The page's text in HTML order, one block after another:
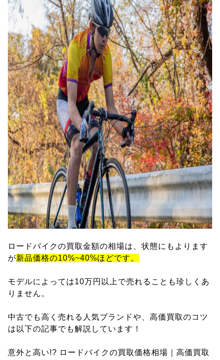
ロードバイクの買取金額の相場は、状態にもよります
が新品価格の10%~40%ほどです。
モデルによっては10万円以上で売れることも珍しくあ
りません。
中古でも高く売れる人気ブランドや、高価買取のコツ
は以下の記事でも解説しています！
意外と高い!? ロードバイクの買取価格相場｜高価買取